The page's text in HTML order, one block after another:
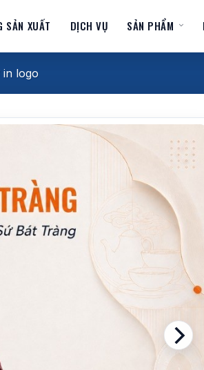
SẢN XUẤT DỊCH VỤ SẢN PHẨM
in logo